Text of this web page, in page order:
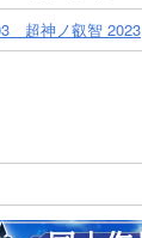
超神ノ叡智 2023